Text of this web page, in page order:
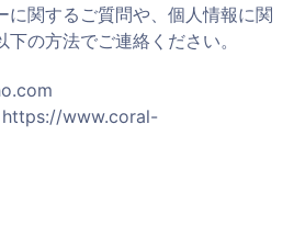
に関するご質問や、個人情報に関
の方法でご連絡ください。
https://www.coral-